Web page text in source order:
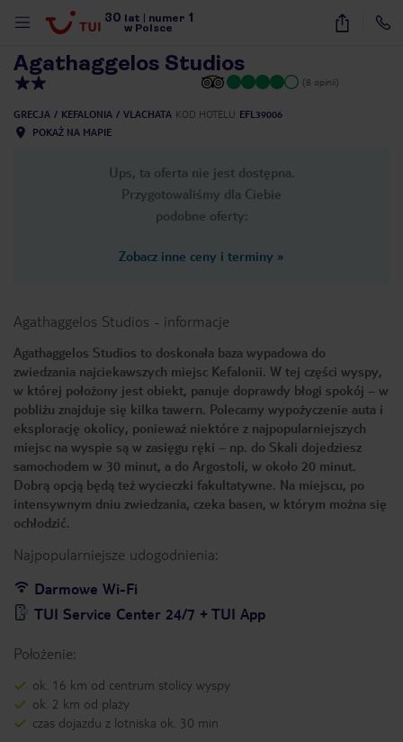
30 lat numer 1
w Polsce
9
Agathaggelos Studios
(8 opinii)
GRECJA KEFALONIA VLACHATA KOD HOTELU EFL39006
POKAŻ NA MAPIE
Ups, ta oferta nie jest dostępna.
Przygotowaliśmy dla Ciebie
podobne oferty:
Zobacz inne ceny i terminy »
Agathaggelos Studios - informacje
Agathaggelos Studios to doskonała baza wypadowa do
zwiedzania najciekawszych miejsc Kefalonii. W tej części wyspy,
w której położony jest obiekt, panuje doprawdy błogi spokój – w
pobliżu znajduje się kilka tawern. Polecamy wypożyczenie auta i
eksplorację okolicy, ponieważ niektóre z najpopularniejszych
miejsc na wyspie są w zasięgu ręki – np. do Skali dojedziesz
samochodem w 30 minut, a do Argostoli, w około 20 minut.
Dobrą opcją będą też wycieczki fakultatywne. Na miejscu, po
intensywnym dniu zwiedzania, czeka basen, w którym można się
ochłodzić.
Najpopularniejsze udogodnienia:
Darmowe Wi-Fi
TUI Service Center 24/7 + TUI App
Położenie:
ok. 16 km od centrum stolicy wyspy
ok. 2 km od plaży
czas dojazdu z lotniska ok. 30 min